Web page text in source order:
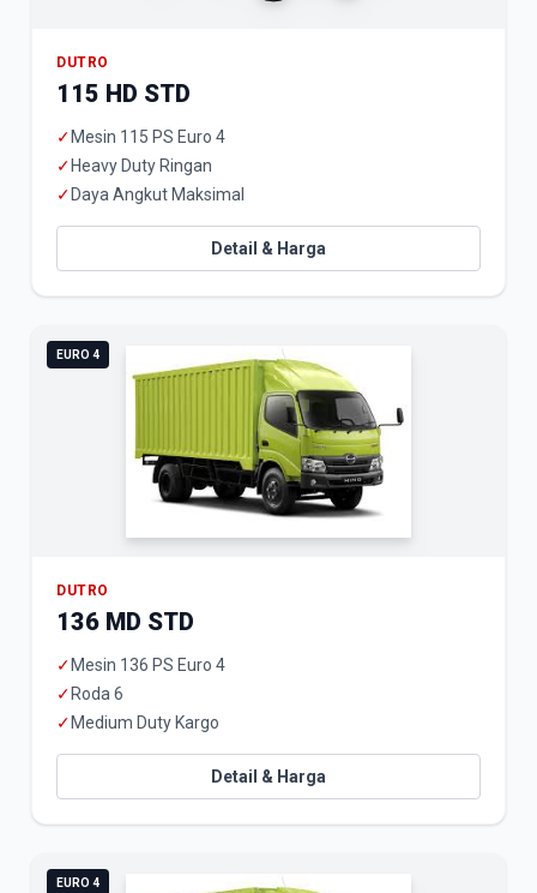
DUTRO
115 HD STD
✓ Mesin 115 PS Euro 4
✓ Heavy Duty Ringan
✓ Daya Angkut Maksimal
Detail & Harga
EURO 4
DUTRO
136 MD STD
✓ Mesin 136 PS Euro 4
✓ Roda 6
✓ Medium Duty Kargo
Detail & Harga
EURO 4